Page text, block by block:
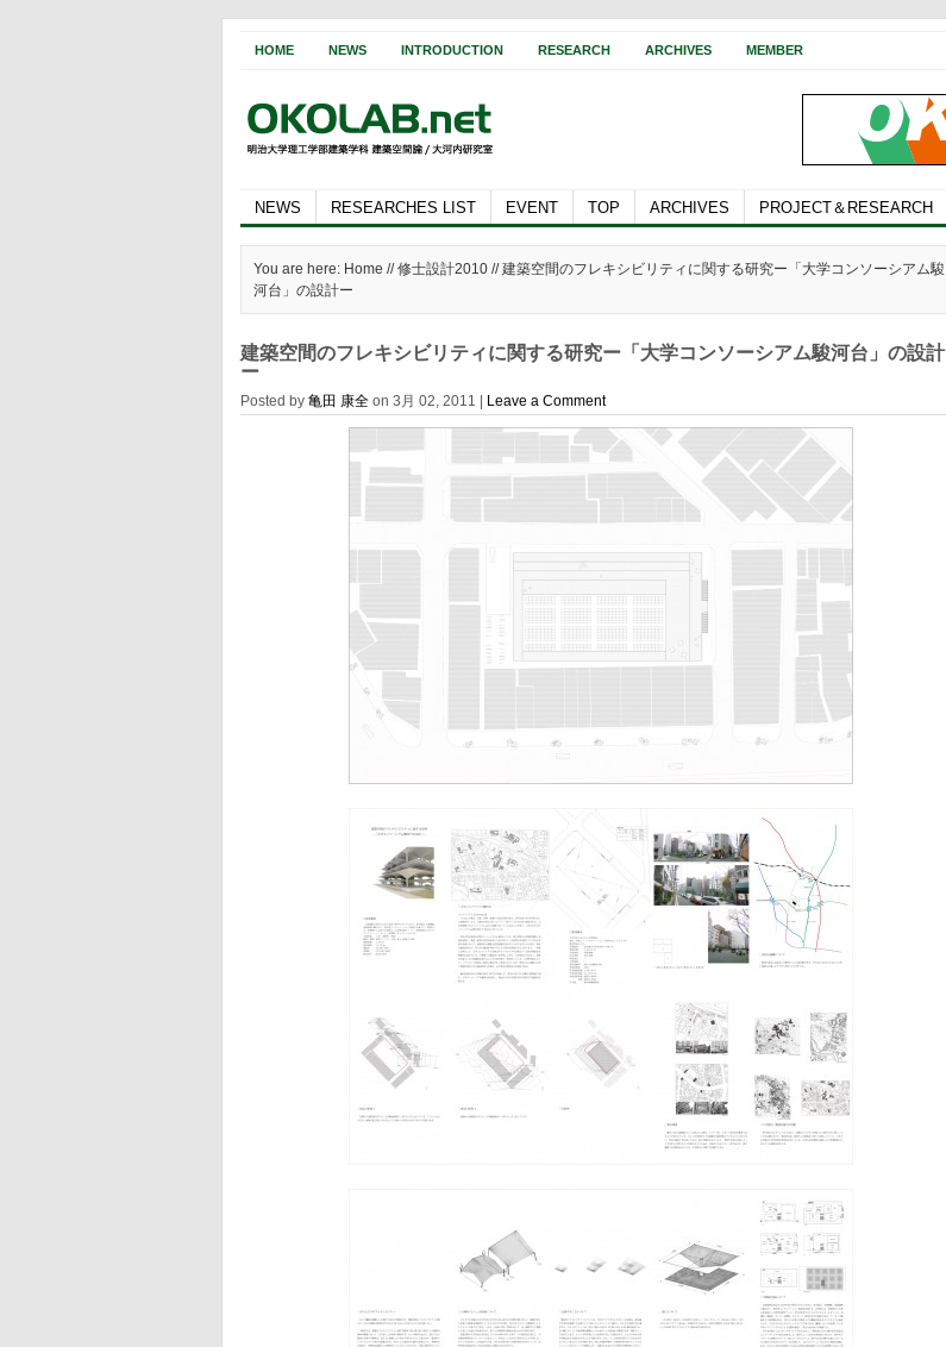
HOME NEWS INTRODUCTION RESEARCH ARCHIVES MEMBER
NEWS RESEARCHES LIST EVENT TOP ARCHIVES PROJECT＆RESEARCH
You are here: Home //修士設計2010 // 建築空間のフレキシビリティに関する研究ー「大学コンソーシアム駿
河台」の設計ー
建築空間のフレキシビリティに関する研究ー「大学コンソーシアム駿河台」の設計
ー
Posted by 亀田 康全 on 3月 02, 2011 | Leave a Comment